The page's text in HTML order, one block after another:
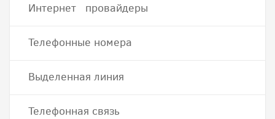
Интернет провайдеры
Телефонные номера
Выделенная линия
Телефонная связь